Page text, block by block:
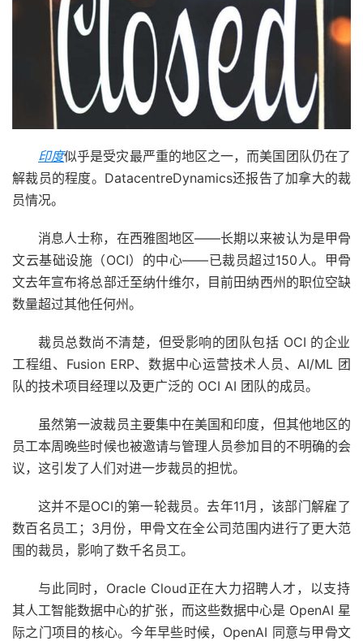
印度似乎是受灾最严重的地区之一，而美国团队仍在了
解裁员的程度。DatacentreDynamics还报告了加拿大的裁
员情况。
消息人士称，在西雅图地区——长期以来被认为是甲骨
文云基础设施（OCI）的中心——已裁员超过150人。甲骨
文去年宣布将总部迁至纳什维尔，目前田纳西州的职位空缺
数量超过其他任何州。
裁员总数尚不清楚，但受影响的团队包括 OCI 的企业
工程组、Fusion ERP、数据中心运营技术人员、AI/ML 团
队的技术项目经理以及更广泛的 OCI AI 团队的成员。
虽然第一波裁员主要集中在美国和印度，但其他地区的
员工本周晚些时候也被邀请与管理人员参加目的不明确的会
议，这引发了人们对进一步裁员的担忧。
这并不是OCI的第一轮裁员。去年11月，该部门解雇了
数百名员工；3月份，甲骨文在全公司范围内进行了更大范
围的裁员，影响了数千名员工。
与此同时，Oracle Cloud正在大力招聘人才，以支持
其人工智能数据中心的扩张，而这些数据中心是 OpenAI 星
际之门项目的核心。今年早些时候，OpenAI 同意与甲骨文